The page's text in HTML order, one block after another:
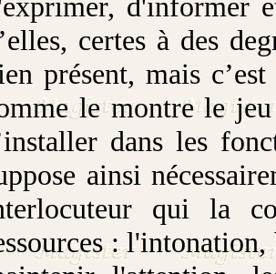
certes à des
présent, mais
le montre le
dans les
ainsi
qui la
: l'intonation,